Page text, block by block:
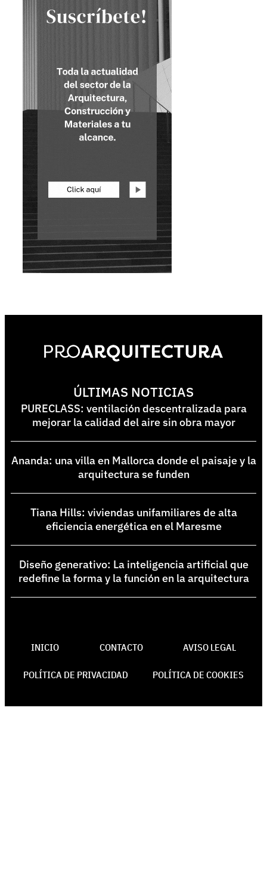
ÚLTIMAS NOTICIAS
PURECLASS: ventilación descentralizada para
mejorar la calidad del aire sin obra mayor
Ananda: una villa en Mallorca donde el paisaje y la
arquitectura se funden
Tiana Hills: viviendas unifamiliares de alta
eficiencia energética en el Maresme
Diseño generativo: La inteligencia artificial que
redefine la forma y la función en la arquitectura
INICIO CONTACTO AVISO LEGAL
POLÍTICA DE PRIVACIDAD POLÍTICA DE COOKIES